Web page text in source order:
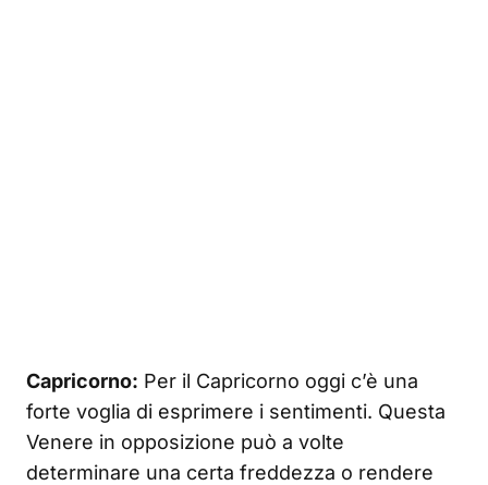
Capricorno: Per il Capricorno oggi c’è una
forte voglia di esprimere i sentimenti. Questa
Venere in opposizione può a volte
determinare una certa freddezza o rendere